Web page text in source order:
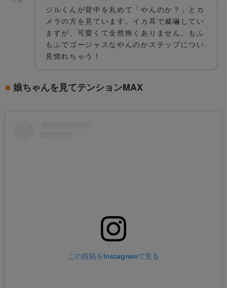
ジルくんが背中を丸めて「やんのか？」とカ
メラの方を見ています。イカ耳で威嚇してい
ますが、可愛くて全然怖くありません。もふ
もふでゴージャスなやんのかステップについ
見惚れちゃう！
娘ちゃんを見てテンションMAX
この投稿をInstagramで見る